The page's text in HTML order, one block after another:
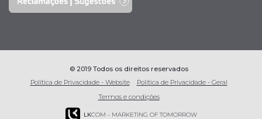
© 2019 Todos os direitos reservados
Política de Privacidade - Website
Política de Privacidade - Geral
Termos e condições
LKCOM - MARKETING OF TOMORROW